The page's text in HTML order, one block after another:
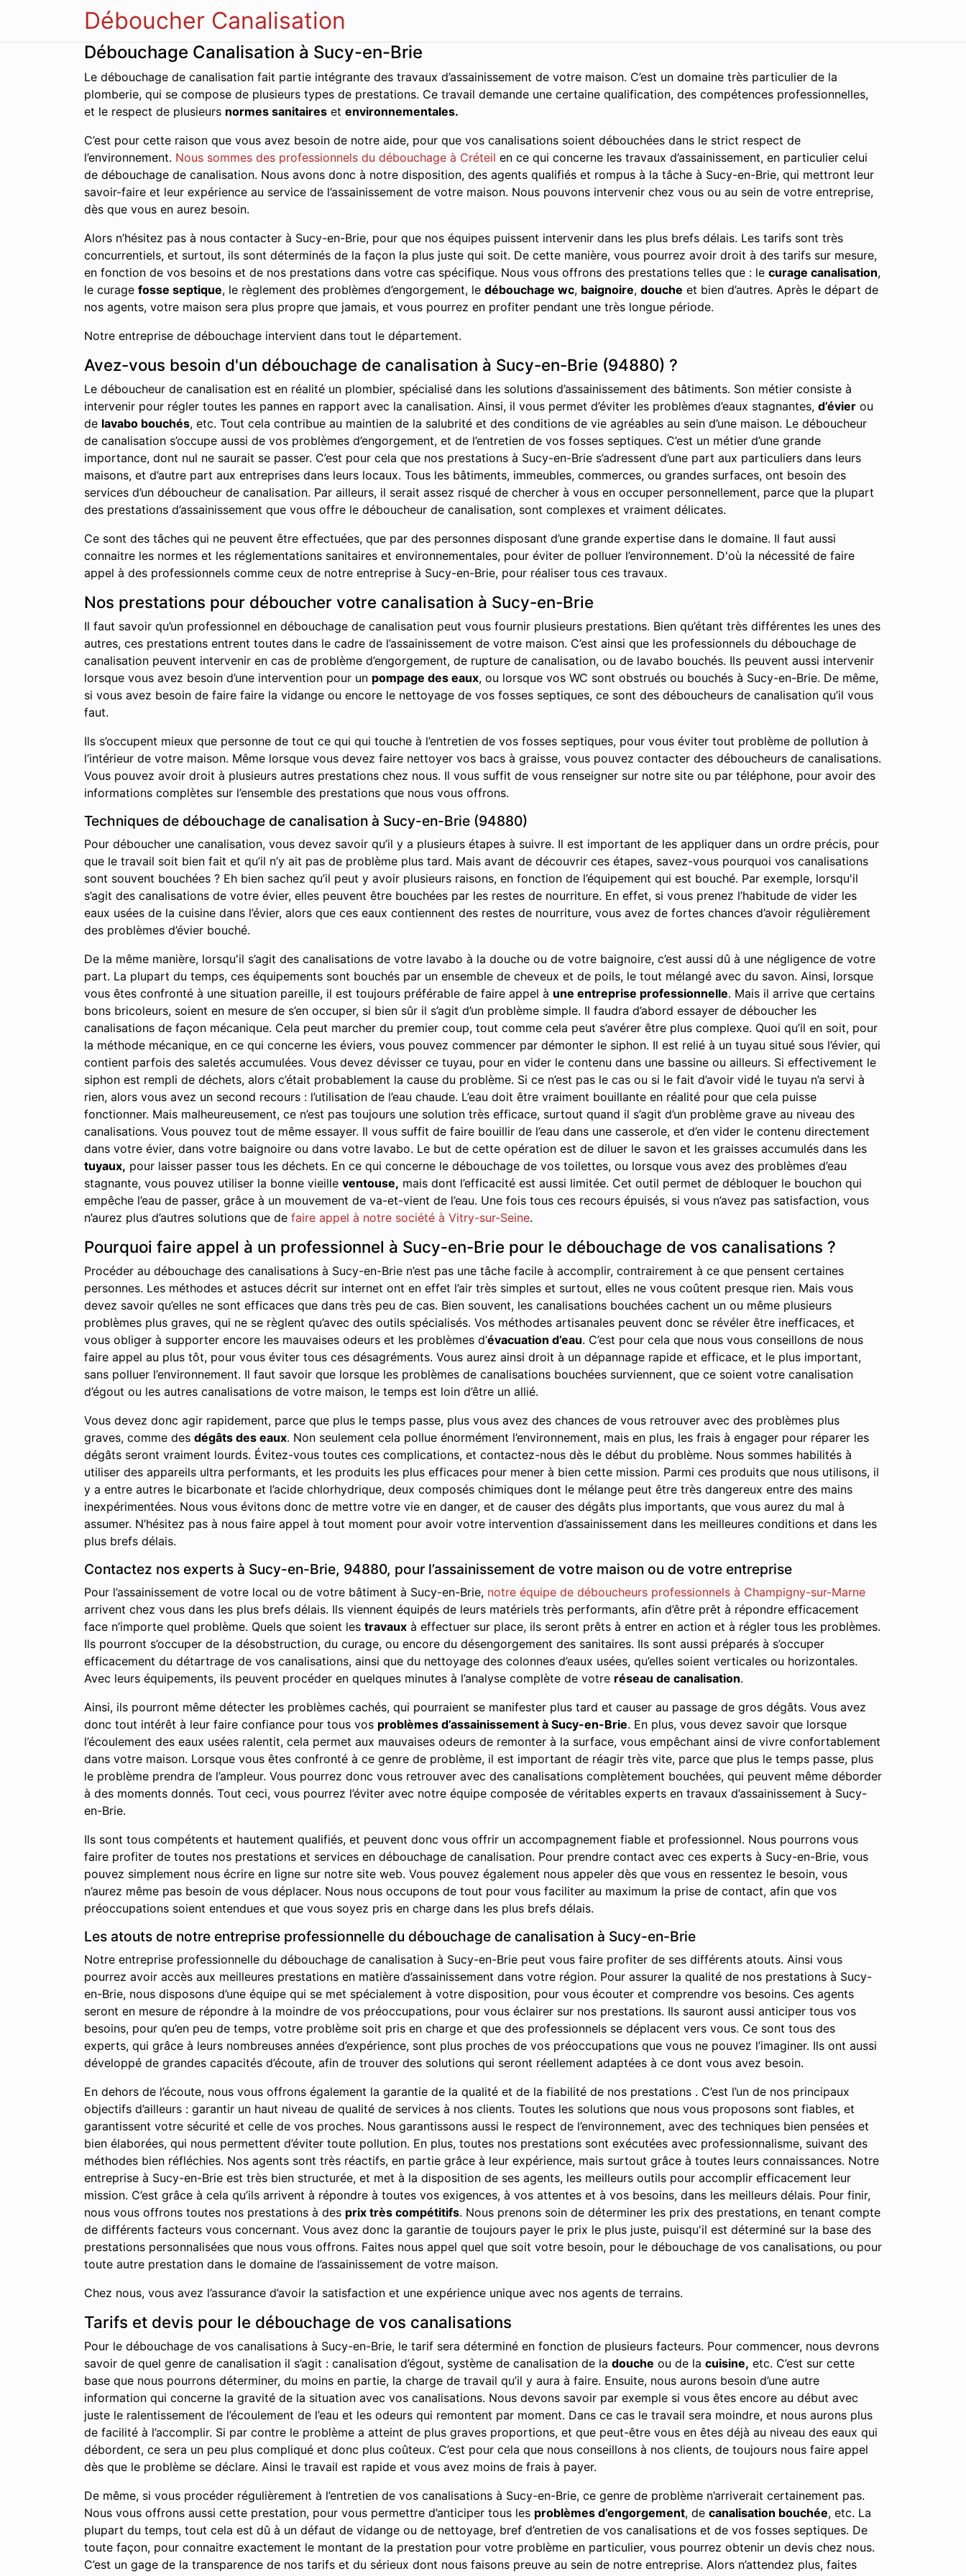
Déboucher Canalisation
Débouchage Canalisation à Sucy-en-Brie
Le débouchage de canalisation fait partie intégrante des travaux d’assainissement de votre maison. C’est un domaine très particulier de la
plomberie, qui se compose de plusieurs types de prestations. Ce travail demande une certaine qualification, des compétences professionnelles,
et le respect de plusieurs normes sanitaires et environnementales.
C’est pour cette raison que vous avez besoin de notre aide, pour que vos canalisations soient débouchées dans le strict respect de
l’environnement. Nous sommes des professionnels du débouchage à Créteil en ce qui concerne les travaux d’assainissement, en particulier celui
de débouchage de canalisation. Nous avons donc à notre disposition, des agents qualifiés et rompus à la tâche à Sucy-en-Brie, qui mettront leur
savoir-faire et leur expérience au service de l’assainissement de votre maison. Nous pouvons intervenir chez vous ou au sein de votre entreprise,
dès que vous en aurez besoin.
Alors n’hésitez pas à nous contacter à Sucy-en-Brie, pour que nos équipes puissent intervenir dans les plus brefs délais. Les tarifs sont très
concurrentiels, et surtout, ils sont déterminés de la façon la plus juste qui soit. De cette manière, vous pourrez avoir droit à des tarifs sur mesure,
en fonction de vos besoins et de nos prestations dans votre cas spécifique. Nous vous offrons des prestations telles que : le curage canalisation,
le curage fosse septique, le règlement des problèmes d’engorgement, le débouchage wc, baignoire, douche et bien d’autres. Après le départ de
nos agents, votre maison sera plus propre que jamais, et vous pourrez en profiter pendant une très longue période.
Notre entreprise de débouchage intervient dans tout le département.
Avez-vous besoin d'un débouchage de canalisation à Sucy-en-Brie (94880) ?
Le déboucheur de canalisation est en réalité un plombier, spécialisé dans les solutions d’assainissement des bâtiments. Son métier consiste à
intervenir pour régler toutes les pannes en rapport avec la canalisation. Ainsi, il vous permet d’éviter les problèmes d’eaux stagnantes, d’évier ou
de lavabo bouchés, etc. Tout cela contribue au maintien de la salubrité et des conditions de vie agréables au sein d’une maison. Le déboucheur
de canalisation s’occupe aussi de vos problèmes d’engorgement, et de l’entretien de vos fosses septiques. C’est un métier d’une grande
importance, dont nul ne saurait se passer. C’est pour cela que nos prestations à Sucy-en-Brie s’adressent d’une part aux particuliers dans leurs
maisons, et d’autre part aux entreprises dans leurs locaux. Tous les bâtiments, immeubles, commerces, ou grandes surfaces, ont besoin des
services d’un déboucheur de canalisation. Par ailleurs, il serait assez risqué de chercher à vous en occuper personnellement, parce que la plupart
des prestations d’assainissement que vous offre le déboucheur de canalisation, sont complexes et vraiment délicates.
Ce sont des tâches qui ne peuvent être effectuées, que par des personnes disposant d’une grande expertise dans le domaine. Il faut aussi
connaitre les normes et les réglementations sanitaires et environnementales, pour éviter de polluer l’environnement. D'où la nécessité de faire
appel à des professionnels comme ceux de notre entreprise à Sucy-en-Brie, pour réaliser tous ces travaux.
Nos prestations pour déboucher votre canalisation à Sucy-en-Brie
Il faut savoir qu’un professionnel en débouchage de canalisation peut vous fournir plusieurs prestations. Bien qu’étant très différentes les unes des
autres, ces prestations entrent toutes dans le cadre de l’assainissement de votre maison. C’est ainsi que les professionnels du débouchage de
canalisation peuvent intervenir en cas de problème d’engorgement, de rupture de canalisation, ou de lavabo bouchés. Ils peuvent aussi intervenir
lorsque vous avez besoin d’une intervention pour un pompage des eaux, ou lorsque vos WC sont obstrués ou bouchés à Sucy-en-Brie. De même,
si vous avez besoin de faire faire la vidange ou encore le nettoyage de vos fosses septiques, ce sont des déboucheurs de canalisation qu’il vous
faut.
Ils s’occupent mieux que personne de tout ce qui qui touche à l’entretien de vos fosses septiques, pour vous éviter tout problème de pollution à
l’intérieur de votre maison. Même lorsque vous devez faire nettoyer vos bacs à graisse, vous pouvez contacter des déboucheurs de canalisations.
Vous pouvez avoir droit à plusieurs autres prestations chez nous. Il vous suffit de vous renseigner sur notre site ou par téléphone, pour avoir des
informations complètes sur l’ensemble des prestations que nous vous offrons.
Techniques de débouchage de canalisation à Sucy-en-Brie (94880)
Pour déboucher une canalisation, vous devez savoir qu’il y a plusieurs étapes à suivre. Il est important de les appliquer dans un ordre précis, pour
que le travail soit bien fait et qu’il n’y ait pas de problème plus tard. Mais avant de découvrir ces étapes, savez-vous pourquoi vos canalisations
sont souvent bouchées ? Eh bien sachez qu’il peut y avoir plusieurs raisons, en fonction de l’équipement qui est bouché. Par exemple, lorsqu'il
s’agit des canalisations de votre évier, elles peuvent être bouchées par les restes de nourriture. En effet, si vous prenez l’habitude de vider les
eaux usées de la cuisine dans l’évier, alors que ces eaux contiennent des restes de nourriture, vous avez de fortes chances d’avoir régulièrement
des problèmes d’évier bouché.
De la même manière, lorsqu'il s’agit des canalisations de votre lavabo à la douche ou de votre baignoire, c’est aussi dû à une négligence de votre
part. La plupart du temps, ces équipements sont bouchés par un ensemble de cheveux et de poils, le tout mélangé avec du savon. Ainsi, lorsque
vous êtes confronté à une situation pareille, il est toujours préférable de faire appel à une entreprise professionnelle. Mais il arrive que certains
bons bricoleurs, soient en mesure de s’en occuper, si bien sûr il s’agit d’un problème simple. Il faudra d’abord essayer de déboucher les
canalisations de façon mécanique. Cela peut marcher du premier coup, tout comme cela peut s’avérer être plus complexe. Quoi qu’il en soit, pour
la méthode mécanique, en ce qui concerne les éviers, vous pouvez commencer par démonter le siphon. Il est relié à un tuyau situé sous l’évier, qui
contient parfois des saletés accumulées. Vous devez dévisser ce tuyau, pour en vider le contenu dans une bassine ou ailleurs. Si effectivement le
siphon est rempli de déchets, alors c’était probablement la cause du problème. Si ce n’est pas le cas ou si le fait d’avoir vidé le tuyau n’a servi à
rien, alors vous avez un second recours : l’utilisation de l’eau chaude. L’eau doit être vraiment bouillante en réalité pour que cela puisse
fonctionner. Mais malheureusement, ce n’est pas toujours une solution très efficace, surtout quand il s’agit d’un problème grave au niveau des
canalisations. Vous pouvez tout de même essayer. Il vous suffit de faire bouillir de l’eau dans une casserole, et d’en vider le contenu directement
dans votre évier, dans votre baignoire ou dans votre lavabo. Le but de cette opération est de diluer le savon et les graisses accumulés dans les
tuyaux, pour laisser passer tous les déchets. En ce qui concerne le débouchage de vos toilettes, ou lorsque vous avez des problèmes d’eau
stagnante, vous pouvez utiliser la bonne vieille ventouse, mais dont l’efficacité est aussi limitée. Cet outil permet de débloquer le bouchon qui
empêche l’eau de passer, grâce à un mouvement de va-et-vient de l’eau. Une fois tous ces recours épuisés, si vous n’avez pas satisfaction, vous
n’aurez plus d’autres solutions que de faire appel à notre société à Vitry-sur-Seine.
Pourquoi faire appel à un professionnel à Sucy-en-Brie pour le débouchage de vos canalisations ?
Procéder au débouchage des canalisations à Sucy-en-Brie n’est pas une tâche facile à accomplir, contrairement à ce que pensent certaines
personnes. Les méthodes et astuces décrit sur internet ont en effet l’air très simples et surtout, elles ne vous coûtent presque rien. Mais vous
devez savoir qu’elles ne sont efficaces que dans très peu de cas. Bien souvent, les canalisations bouchées cachent un ou même plusieurs
problèmes plus graves, qui ne se règlent qu’avec des outils spécialisés. Vos méthodes artisanales peuvent donc se révéler être inefficaces, et
vous obliger à supporter encore les mauvaises odeurs et les problèmes d’évacuation d’eau. C’est pour cela que nous vous conseillons de nous
faire appel au plus tôt, pour vous éviter tous ces désagréments. Vous aurez ainsi droit à un dépannage rapide et efficace, et le plus important,
sans polluer l’environnement. Il faut savoir que lorsque les problèmes de canalisations bouchées surviennent, que ce soient votre canalisation
d’égout ou les autres canalisations de votre maison, le temps est loin d’être un allié.
Vous devez donc agir rapidement, parce que plus le temps passe, plus vous avez des chances de vous retrouver avec des problèmes plus
graves, comme des dégâts des eaux. Non seulement cela pollue énormément l’environnement, mais en plus, les frais à engager pour réparer les
dégâts seront vraiment lourds. Évitez-vous toutes ces complications, et contactez-nous dès le début du problème. Nous sommes habilités à
utiliser des appareils ultra performants, et les produits les plus efficaces pour mener à bien cette mission. Parmi ces produits que nous utilisons, il
y a entre autres le bicarbonate et l’acide chlorhydrique, deux composés chimiques dont le mélange peut être très dangereux entre des mains
inexpérimentées. Nous vous évitons donc de mettre votre vie en danger, et de causer des dégâts plus importants, que vous aurez du mal à
assumer. N’hésitez pas à nous faire appel à tout moment pour avoir votre intervention d’assainissement dans les meilleures conditions et dans les
plus brefs délais.
Contactez nos experts à Sucy-en-Brie, 94880, pour l’assainissement de votre maison ou de votre entreprise
Pour l’assainissement de votre local ou de votre bâtiment à Sucy-en-Brie, notre équipe de déboucheurs professionnels à Champigny-sur-Marne
arrivent chez vous dans les plus brefs délais. Ils viennent équipés de leurs matériels très performants, afin d’être prêt à répondre efficacement
face n’importe quel problème. Quels que soient les travaux à effectuer sur place, ils seront prêts à entrer en action et à régler tous les problèmes.
Ils pourront s’occuper de la désobstruction, du curage, ou encore du désengorgement des sanitaires. Ils sont aussi préparés à s’occuper
efficacement du détartrage de vos canalisations, ainsi que du nettoyage des colonnes d’eaux usées, qu’elles soient verticales ou horizontales.
Avec leurs équipements, ils peuvent procéder en quelques minutes à l’analyse complète de votre réseau de canalisation.
Ainsi, ils pourront même détecter les problèmes cachés, qui pourraient se manifester plus tard et causer au passage de gros dégâts. Vous avez
donc tout intérêt à leur faire confiance pour tous vos problèmes d’assainissement à Sucy-en-Brie. En plus, vous devez savoir que lorsque
l’écoulement des eaux usées ralentit, cela permet aux mauvaises odeurs de remonter à la surface, vous empêchant ainsi de vivre confortablement
dans votre maison. Lorsque vous êtes confronté à ce genre de problème, il est important de réagir très vite, parce que plus le temps passe, plus
le problème prendra de l’ampleur. Vous pourrez donc vous retrouver avec des canalisations complètement bouchées, qui peuvent même déborder
à des moments donnés. Tout ceci, vous pourrez l’éviter avec notre équipe composée de véritables experts en travaux d’assainissement à Sucy-
en-Brie.
Ils sont tous compétents et hautement qualifiés, et peuvent donc vous offrir un accompagnement fiable et professionnel. Nous pourrons vous
faire profiter de toutes nos prestations et services en débouchage de canalisation. Pour prendre contact avec ces experts à Sucy-en-Brie, vous
pouvez simplement nous écrire en ligne sur notre site web. Vous pouvez également nous appeler dès que vous en ressentez le besoin, vous
n’aurez même pas besoin de vous déplacer. Nous nous occupons de tout pour vous faciliter au maximum la prise de contact, afin que vos
préoccupations soient entendues et que vous soyez pris en charge dans les plus brefs délais.
Les atouts de notre entreprise professionnelle du débouchage de canalisation à Sucy-en-Brie
Notre entreprise professionnelle du débouchage de canalisation à Sucy-en-Brie peut vous faire profiter de ses différents atouts. Ainsi vous
pourrez avoir accès aux meilleures prestations en matière d’assainissement dans votre région. Pour assurer la qualité de nos prestations à Sucy-
en-Brie, nous disposons d’une équipe qui se met spécialement à votre disposition, pour vous écouter et comprendre vos besoins. Ces agents
seront en mesure de répondre à la moindre de vos préoccupations, pour vous éclairer sur nos prestations. Ils sauront aussi anticiper tous vos
besoins, pour qu’en peu de temps, votre problème soit pris en charge et que des professionnels se déplacent vers vous. Ce sont tous des
experts, qui grâce à leurs nombreuses années d’expérience, sont plus proches de vos préoccupations que vous ne pouvez l’imaginer. Ils ont aussi
développé de grandes capacités d’écoute, afin de trouver des solutions qui seront réellement adaptées à ce dont vous avez besoin.
En dehors de l’écoute, nous vous offrons également la garantie de la qualité et de la fiabilité de nos prestations . C’est l’un de nos principaux
objectifs d’ailleurs : garantir un haut niveau de qualité de services à nos clients. Toutes les solutions que nous vous proposons sont fiables, et
garantissent votre sécurité et celle de vos proches. Nous garantissons aussi le respect de l’environnement, avec des techniques bien pensées et
bien élaborées, qui nous permettent d’éviter toute pollution. En plus, toutes nos prestations sont exécutées avec professionnalisme, suivant des
méthodes bien réfléchies. Nos agents sont très réactifs, en partie grâce à leur expérience, mais surtout grâce à toutes leurs connaissances. Notre
entreprise à Sucy-en-Brie est très bien structurée, et met à la disposition de ses agents, les meilleurs outils pour accomplir efficacement leur
mission. C’est grâce à cela qu’ils arrivent à répondre à toutes vos exigences, à vos attentes et à vos besoins, dans les meilleurs délais. Pour finir,
nous vous offrons toutes nos prestations à des prix très compétitifs. Nous prenons soin de déterminer les prix des prestations, en tenant compte
de différents facteurs vous concernant. Vous avez donc la garantie de toujours payer le prix le plus juste, puisqu'il est déterminé sur la base des
prestations personnalisées que nous vous offrons. Faites nous appel quel que soit votre besoin, pour le débouchage de vos canalisations, ou pour
toute autre prestation dans le domaine de l’assainissement de votre maison.
Chez nous, vous avez l’assurance d’avoir la satisfaction et une expérience unique avec nos agents de terrains.
Tarifs et devis pour le débouchage de vos canalisations
Pour le débouchage de vos canalisations à Sucy-en-Brie, le tarif sera déterminé en fonction de plusieurs facteurs. Pour commencer, nous devrons
savoir de quel genre de canalisation il s’agit : canalisation d’égout, système de canalisation de la douche ou de la cuisine, etc. C’est sur cette
base que nous pourrons déterminer, du moins en partie, la charge de travail qu’il y aura à faire. Ensuite, nous aurons besoin d’une autre
information qui concerne la gravité de la situation avec vos canalisations. Nous devons savoir par exemple si vous êtes encore au début avec
juste le ralentissement de l’écoulement de l’eau et les odeurs qui remontent par moment. Dans ce cas le travail sera moindre, et nous aurons plus
de facilité à l’accomplir. Si par contre le problème a atteint de plus graves proportions, et que peut-être vous en êtes déjà au niveau des eaux qui
débordent, ce sera un peu plus compliqué et donc plus coûteux. C’est pour cela que nous conseillons à nos clients, de toujours nous faire appel
dès que le problème se déclare. Ainsi le travail est rapide et vous avez moins de frais à payer.
De même, si vous procéder régulièrement à l’entretien de vos canalisations à Sucy-en-Brie, ce genre de problème n’arriverait certainement pas.
Nous vous offrons aussi cette prestation, pour vous permettre d’anticiper tous les problèmes d’engorgement, de canalisation bouchée, etc. La
plupart du temps, tout cela est dû à un défaut de vidange ou de nettoyage, bref d’entretien de vos canalisations et de vos fosses septiques. De
toute façon, pour connaitre exactement le montant de la prestation pour votre problème en particulier, vous pourrez obtenir un devis chez nous.
C’est un gage de la transparence de nos tarifs et du sérieux dont nous faisons preuve au sein de notre entreprise. Alors n’attendez plus, faites